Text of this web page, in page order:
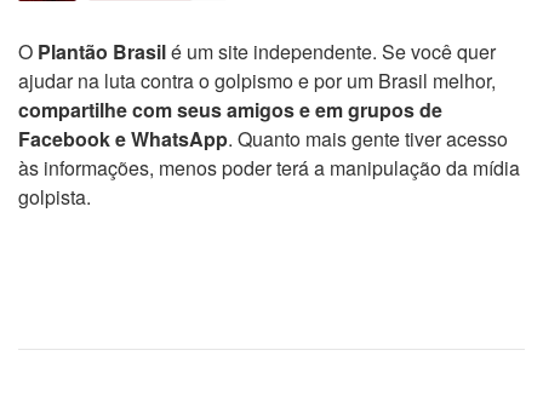
O Plantão Brasilé um site independente. Se você quer
ajudar na luta contra o golpismo e por um Brasil melhor,
compartilhe com seus amigos e em grupos de
Facebook e WhatsApp. Quanto mais gente tiver acesso
às informações, menos poder terá a manipulação da mídia
golpista.